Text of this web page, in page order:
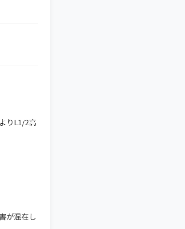
りL1/2高
が混在し